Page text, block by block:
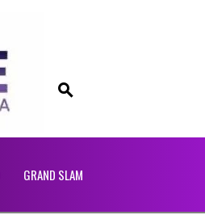
GRAND SLAM